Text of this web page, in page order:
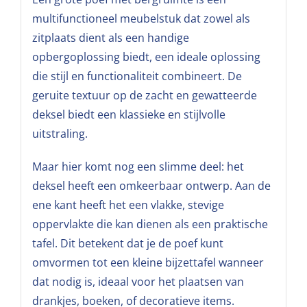
multifunctioneel meubelstuk dat zowel als
zitplaats dient als een handige
opbergoplossing biedt, een ideale oplossing
die stijl en functionaliteit combineert. De
geruite textuur op de zacht en gewatteerde
deksel biedt een klassieke en stijlvolle
uitstraling.
Maar hier komt nog een slimme deel: het
deksel heeft een omkeerbaar ontwerp. Aan de
ene kant heeft het een vlakke, stevige
oppervlakte die kan dienen als een praktische
tafel. Dit betekent dat je de poef kunt
omvormen tot een kleine bijzettafel wanneer
dat nodig is, ideaal voor het plaatsen van
drankjes, boeken, of decoratieve items.